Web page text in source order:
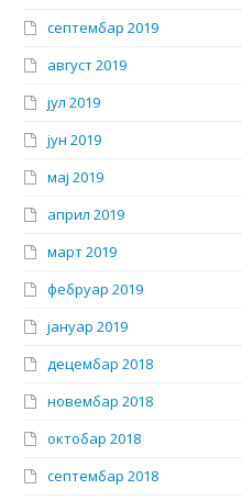
септембар 2019
август 2019
јул 2019
јун 2019
мај 2019
април 2019
март 2019
фебруар 2019
јануар 2019
децембар 2018
новембар 2018
октобар 2018
септембар 2018